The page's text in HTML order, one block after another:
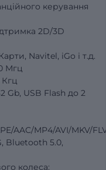
керування
2D/3D
Navitel, iGo і т.д.
Мгц
Кгц
Gb, USB Flash до 2
AAC/MP4/AVI/MKV/
Bluetooth 5.0,
колеса: